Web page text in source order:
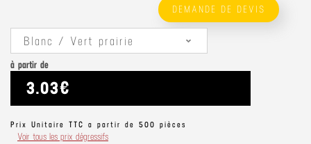
DEMANDE DE DEVIS
Blanc / Vert prairie
à partir de
3.03€
Prix Unitaire TTC a partir de 500 pièces
Voir tous les prix dégressifs